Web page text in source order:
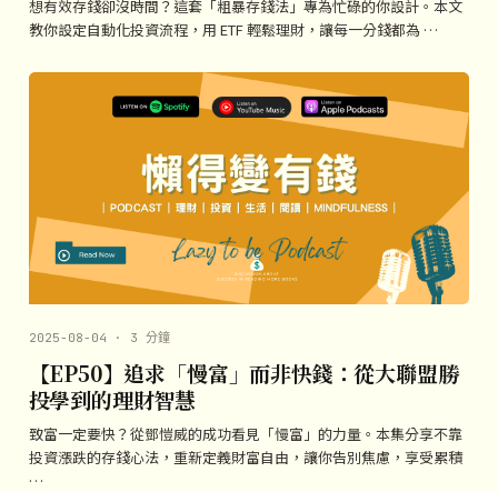
想有效存錢卻沒時間？這套「粗暴存錢法」專為忙碌的你設計。本文
教你設定自動化投資流程，用 ETF 輕鬆理財，讓每一分錢都為 …
2025-08-04 · 3 分鐘
【EP50】追求「慢富」而非快錢：從大聯盟勝
投學到的理財智慧
致富一定要快？從鄧愷威的成功看見「慢富」的力量。本集分享不靠
投資漲跌的存錢心法，重新定義財富自由，讓你告別焦慮，享受累積
…